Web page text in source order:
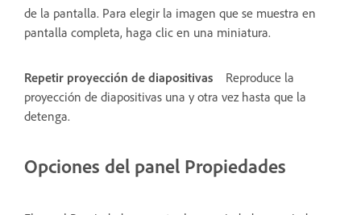
de la pantalla. Para elegir la imagen que se muestra en
pantalla completa, haga clic en una miniatura.
Repetir proyección de diapositivas
Reproduce la
proyección de diapositivas una y otra vez hasta que la
detenga.
Opciones del panel Propiedades